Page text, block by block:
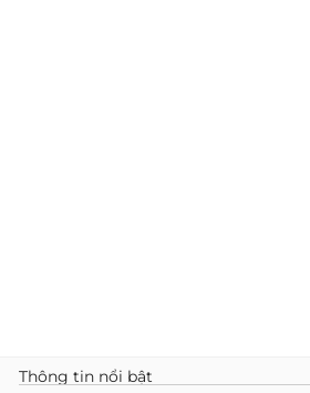
Thông tin nổi bật